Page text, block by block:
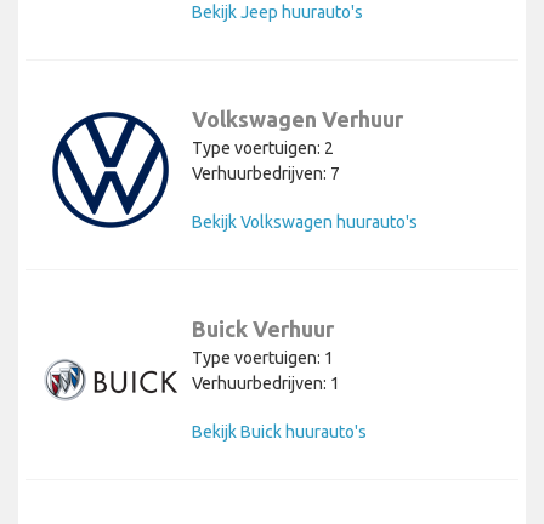
Bekijk Jeep huurauto's
Volkswagen Verhuur
Type voertuigen: 2
Verhuurbedrijven: 7
Bekijk Volkswagen huurauto's
Buick Verhuur
Type voertuigen: 1
Verhuurbedrijven: 1
Bekijk Buick huurauto's